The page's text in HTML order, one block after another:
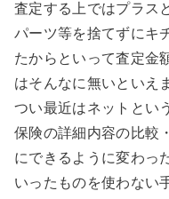
査定する上ではプラス
パーツ等を捨てずにキ
たからといって査定金
はそんなに無いといえ
つい最近はネットとい
保険の詳細内容の比較
にできるように変わっ
いったものを使わない